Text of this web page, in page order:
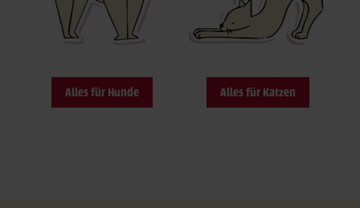
Alles für Hunde Alles für Katzen